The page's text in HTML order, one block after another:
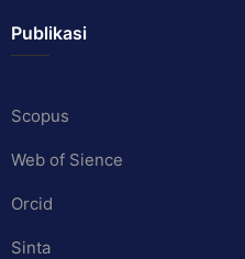
Publikasi
Scopus
Web of Sience
Orcid
Sinta